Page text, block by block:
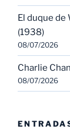
El duque de
(1938)
08/07/2026
Charlie
08/07/2026